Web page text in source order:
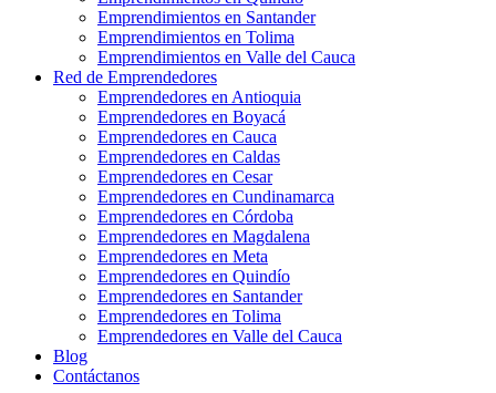
Emprendimientos en Santander
Emprendimientos en Tolima
Emprendimientos en Valle del Cauca
Red de Emprendedores
Emprendedores en Antioquia
Emprendedores en Boyacá
Emprendedores en Cauca
Emprendedores en Caldas
Emprendedores en Cesar
Emprendedores en Cundinamarca
Emprendedores en Córdoba
Emprendedores en Magdalena
Emprendedores en Meta
Emprendedores en Quindío
Emprendedores en Santander
Emprendedores en Tolima
Emprendedores en Valle del Cauca
Blog
Contáctanos